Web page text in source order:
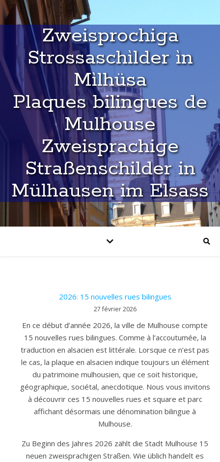
Zweisprochiga
Strossaschìlder ìn
Mìlhüsa
Plaques bilingues de
Mulhouse
Zweisprachige
Straßenschilder in
Mülhausen im Elsass
2026: 15 nouvelles rues bilingues
27 février 2026
En ce début d’année 2026, la ville de Mulhouse compte
15 nouvelles rues bilingues. Comme à l’accoutumée, la
traduction en alsacien est littérale. Lorsque ce n’est pas
le cas, la plaque en alsacien indique toujours un élément
du patrimoine mulhousien, que ce soit historique,
géographique, sociétal, anecdotique. Nous vous invitons
à découvrir ces 15 nouvelles rues et square et parc
affichant désormais une dénomination bilingue à
Mulhouse.
Zu Beginn des Jahres 2026 zählt die Stadt Mulhouse 15
neuen zweisprachigen Straßen. Wie üblich handelt es